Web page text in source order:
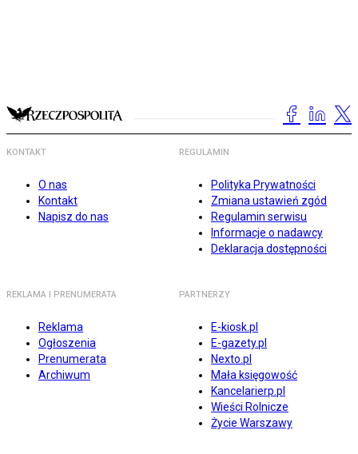
KONTAKT
O nas
Kontakt
Napisz do nas
REGULAMIN
Polityka Prywatności
Zmiana ustawień zgód
Regulamin serwisu
Informacje o nadawcy
Deklaracja dostępności
REKLAMA I PRENUMERATA
Reklama
Ogłoszenia
Prenumerata
Archiwum
PARTNERZY
E-kiosk.pl
E-gazety.pl
Nexto.pl
Mała księgowość
Kancelarierp.pl
Wieści Rolnicze
Życie Warszawy